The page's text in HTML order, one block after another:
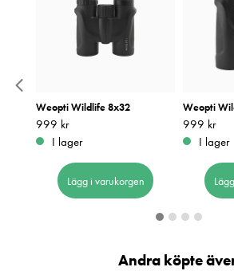
Weopti Wildlife 8x32
Pris: 999 kr
999 kr
I lager
Lägg i varukorgen
Weopti
Pris: 999 kr
999 kr
I lager
Andra köpte